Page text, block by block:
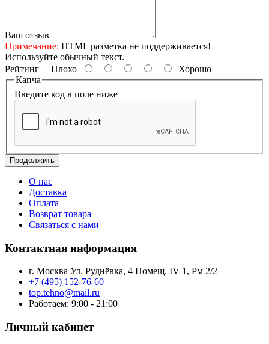
Ваш отзыв
Примечание: HTML разметка не поддерживается!
Используйте обычный текст.
Рейтинг Плохо
Хорошо
Капча
Введите код в поле ниже
Продолжить
О нас
Доставка
Оплата
Возврат товара
Связаться с нами
Контактная информация
г. Москва Ул. Руднёвка, 4 Помещ. IV 1, Рм 2/2
+7 (495) 152-76-60
top.tehno@mail.ru
Работаем: 9:00 - 21:00
Личный кабинет